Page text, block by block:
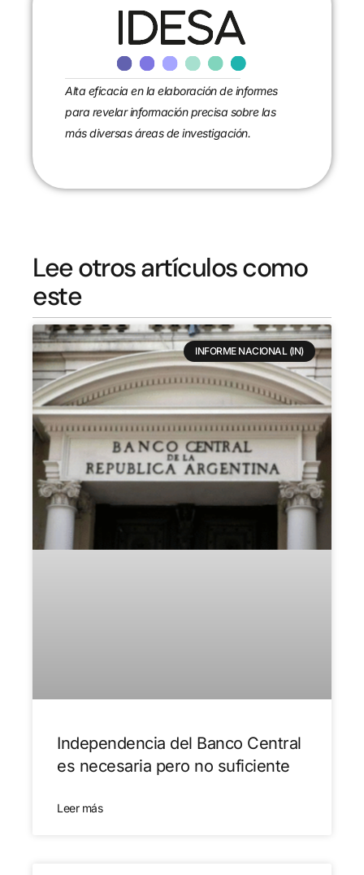
Alta eficacia en la elaboración de informes
para revelar información precisa sobre las
más diversas áreas de investigación.
Lee otros artículos como
este
INFORME NACIONAL (IN)
Independencia del Banco Central
es necesaria pero no suficiente
Leer más